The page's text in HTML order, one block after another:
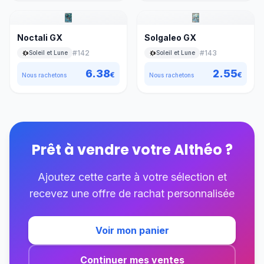
Noctali GX
Soleil et Lune #142
Nous rachetons 6.38€
Solgaleo GX
Soleil et Lune #143
Nous rachetons 2.55€
Prêt à vendre votreAlthéo ?
Ajoutez cette carte à votre sélection et
recevez une offre de rachat personnalisée
Voir mon panier
Continuer mes ventes